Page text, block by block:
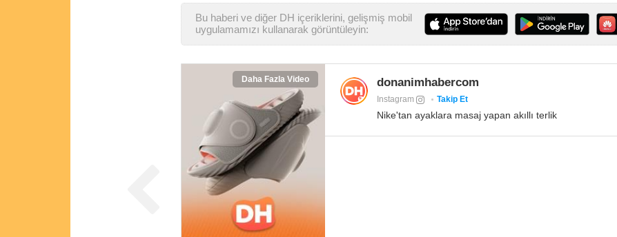
Bu haberi ve diğer DH içeriklerini, gelişmiş mobil
uygulamamızı kullanarak görüntüleyin:
Daha Fazla Video donanimhabercom
Instagram Takip Et
Nike'tan ayaklara masaj yapan akıllı terlik